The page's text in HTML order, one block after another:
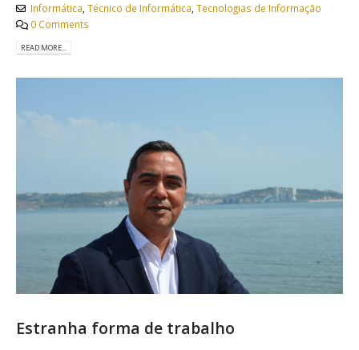
Informática Técnico de Informática Tecnologias de Informação
0 Comments
READ MORE...
Estranha forma de trabalho